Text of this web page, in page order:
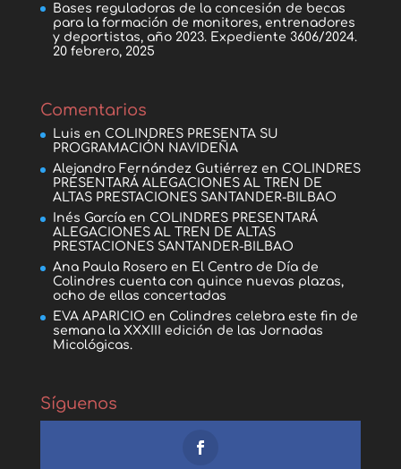
Bases reguladoras de la concesión de becas
para la formación de monitores, entrenadores
y deportistas, año 2023. Expediente 3606/2024.
20 febrero, 2025
Comentarios
Luis en COLINDRES PRESENTA SU
PROGRAMACIÓN NAVIDEÑA
Alejandro Fernández Gutiérrez en COLINDRES
PRESENTARÁ ALEGACIONES AL TREN DE
ALTAS PRESTACIONES SANTANDER-BILBAO
Inés Garcíaen COLINDRES PRESENTARÁ
ALEGACIONES AL TREN DE ALTAS
PRESTACIONES SANTANDER-BILBAO
Ana Paula Roseroen El Centro de Día de
Colindres cuenta con quince nuevas plazas,
ocho de ellas concertadas
EVA APARICIO en Colindres celebra este fin de
semana la XXXIII edición de las Jornadas
Micológicas.
Síguenos